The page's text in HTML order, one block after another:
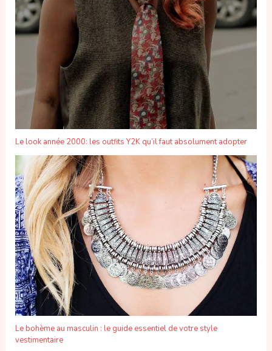
Le look année 2000: les outfits Y2K qu’il faut absolument adopter
Le bohème au masculin : le guide essentiel de votre style
vestimentaire